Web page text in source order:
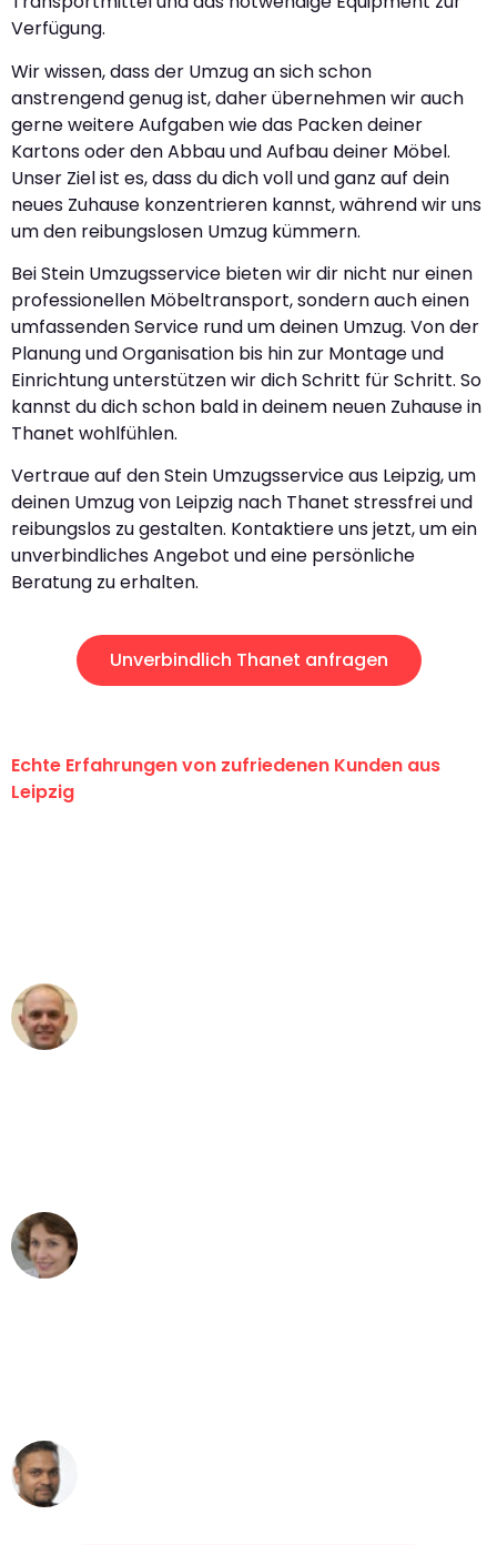
Verfügung.
Wir wissen, dass der Umzug an sich schon
anstrengend genug ist, daher übernehmen wir auch
gerne weitere Aufgaben wie das Packen deiner
Kartons oder den Abbau und Aufbau deiner Möbel.
Unser Ziel ist es, dass du dich voll und ganz auf dein
neues Zuhause konzentrieren kannst, während wir uns
um den reibungslosen Umzug kümmern.
Bei Stein Umzugsservice bieten wir dir nicht nur einen
professionellen Möbeltransport, sondern auch einen
umfassenden Service rund um deinen Umzug. Von der
Planung und Organisation bis hin zur Montage und
Einrichtung unterstützen wir dich Schritt für Schritt. So
kannst du dich schon bald in deinem neuen Zuhause in
Thanet wohlfühlen.
Vertraue auf den Stein Umzugsservice aus Leipzig, um
deinen Umzug von Leipzig nach Thanet stressfrei und
reibungslos zu gestalten. Kontaktiere uns jetzt, um ein
unverbindliches Angebot und eine persönliche
Beratung zu erhalten.
Unverbindlich Thanet anfragen
Echte Erfahrungen von zufriedenen Kunden aus
Leipzig